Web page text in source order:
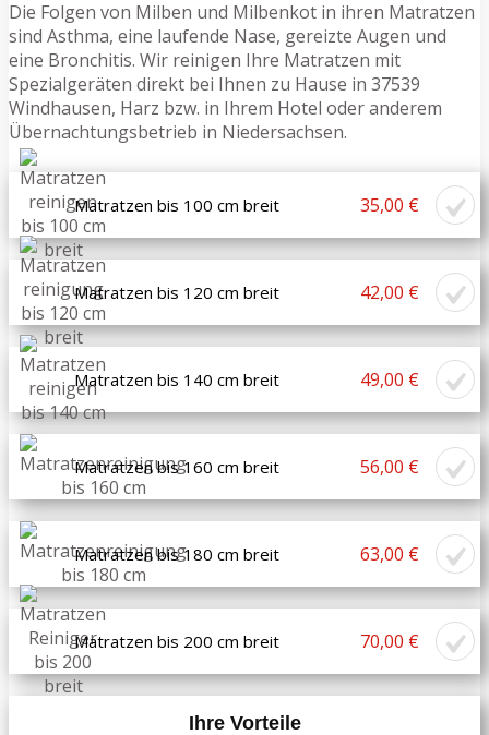
Die Folgen von Milben und Milbenkot in ihren Matratzen
sind Asthma, eine laufende Nase, gereizte Augen und
eine Bronchitis. Wir reinigen Ihre Matratzen mit
Spezialgeräten direkt bei Ihnen zu Hause in 37539
Windhausen, Harz bzw. in Ihrem Hotel oder anderem
Übernachtungsbetrieb in Niedersachsen.
Matratzen bis 100 cm breit 35,00 €
Matratzen bis 120 cm breit 42,00 €
Matratzen bis 140 cm breit 49,00 €
Matratzen bis 160 cm breit 56,00 €
Matratzen bis 180 cm breit 63,00 €
Matratzen bis 200 cm breit 70,00 €
Ihre Vorteile